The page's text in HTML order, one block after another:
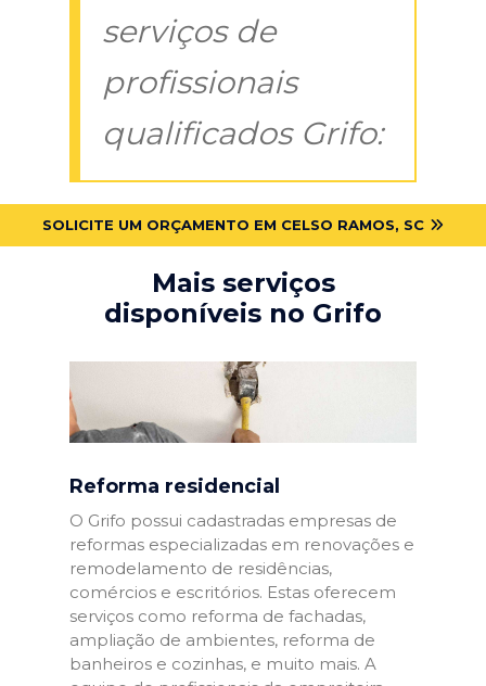
serviços de
profissionais
qualificados Grifo:
SOLICITE UM ORÇAMENTO EM CELSO RAMOS, SC
Mais serviços
disponíveis no Grifo
Reforma residencial
O Grifo possui cadastradas empresas de
reformas especializadas em renovações e
remodelamento de residências,
comércios e escritórios. Estas oferecem
serviços como reforma de fachadas,
ampliação de ambientes, reforma de
banheiros e cozinhas, e muito mais. A